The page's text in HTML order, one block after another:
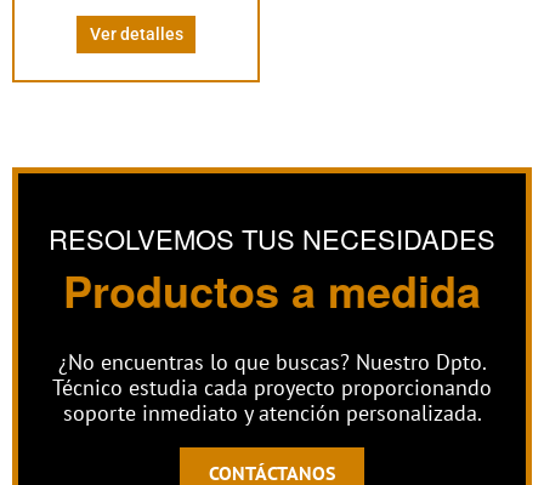
Ver detalles
página
RESOLVEMOS TUS NECESIDADES
Productos a medida
¿No encuentras lo que buscas? Nuestro Dpto.
Técnico estudia cada proyecto proporcionando
soporte inmediato y atención personalizada.
CONTÁCTANOS